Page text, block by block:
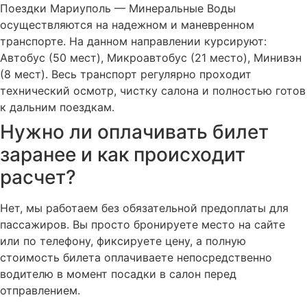
Поездки Мариуполь — Минеральные Воды
осуществляются на надежном и маневренном
транспорте. На данном направлении курсируют:
Автобус (50 мест), Микроавтобус (21 место), Минивэн
(8 мест). Весь транспорт регулярно проходит
технический осмотр, чистку салона и полностью готов
к дальним поездкам.
Нужно ли оплачивать билет
заранее и как происходит
расчет?
Нет, мы работаем без обязательной предоплаты для
пассажиров. Вы просто бронируете место на сайте
или по телефону, фиксируете цену, а полную
стоимость билета оплачиваете непосредственно
водителю в момент посадки в салон перед
отправлением.